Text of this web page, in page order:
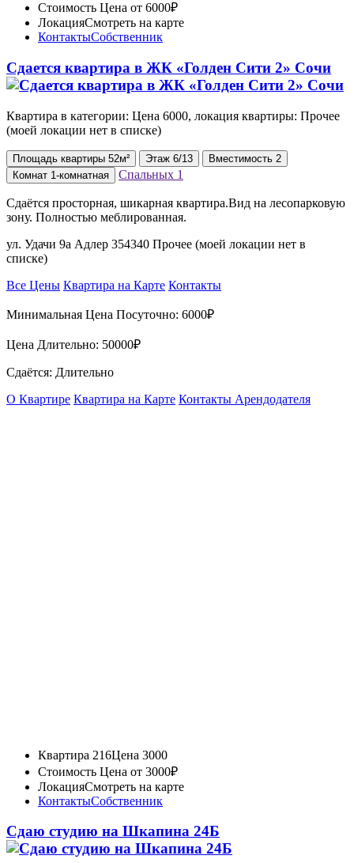
Стоимость Цена от 6000₽
ЛокацияСмотреть на карте
КонтактыСобственник
Сдается квартира в ЖК «Голден Сити 2» Сочи
Квартира в категории: Цена 6000, локация квартиры: Прочее
(моей локации нет в списке)
Площадь квартиры 52м² Этаж 6/13 Вместимость 2
Комнат 1-комнатная Спальных 1
Сдаётся просторная, шикарная квартира.Вид на лесопарковую
зону. Полностью меблированная.
ул. Удачи 9а Адлер 354340 Прочее (моей локации нет в
списке)
Все Цены Квартира на Карте Контакты
Минимальная Цена Посуточно: 6000₽
Цена Длительно: 50000₽
Сдаётся: Длительно
О Квартире Квартира на Карте Контакты Арендодателя
Квартира 216Цена 3000
Стоимость Цена от 3000₽
ЛокацияСмотреть на карте
КонтактыСобственник
Сдаю студию на Шкапина 24Б